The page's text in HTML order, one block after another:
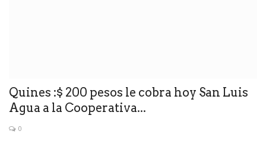
Quines :$ 200 pesos le cobra hoy San Luis
Agua a la Cooperativa...
0